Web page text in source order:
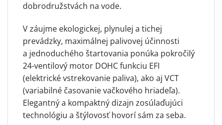
dobrodružstvách na vode.
V záujme ekologickej, plynulej a tichej
prevádzky, maximálnej palivovej účinnosti
a jednoduchého štartovania ponúka pokročilý
24-ventilový motor DOHC funkciu EFI
(elektrické vstrekovanie paliva), ako aj VCT
(variabilné časovanie vačkového hriadeľa).
Elegantný a kompaktný dizajn zosúlaďujúci
technológiu a štýlovosť hovorí sám za seba.